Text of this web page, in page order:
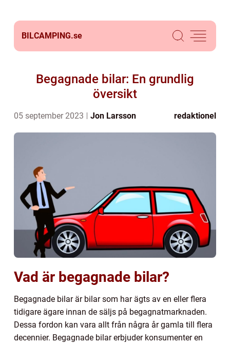
BILCAMPING.se
Begagnade bilar: En grundlig
översikt
05 september 2023 Jon Larsson redaktionel
Vad är begagnade bilar?
Begagnade bilar är bilar som har ägts av en eller flera
tidigare ägare innan de säljs på begagnatmarknaden.
Dessa fordon kan vara allt från några år gamla till flera
decennier. Begagnade bilar erbjuder konsumenter en